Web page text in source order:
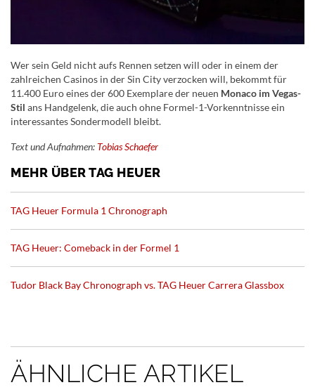
Wer sein Geld nicht aufs Rennen setzen will oder in einem der
zahlreichen Casinos in der Sin City verzocken will, bekommt für
11.400 Euro eines der 600 Exemplare der neuen Monaco im Vegas-
Stil ans Handgelenk, die auch ohne Formel-1-Vorkenntnisse ein
interessantes Sondermodell bleibt.
Text und Aufnahmen: Tobias Schaefer
MEHR ÜBER TAG HEUER
TAG Heuer Formula 1 Chronograph
TAG Heuer: Comeback in der Formel 1
Tudor Black Bay Chronograph vs. TAG Heuer Carrera Glassbox
ÄHNLICHE ARTIKEL